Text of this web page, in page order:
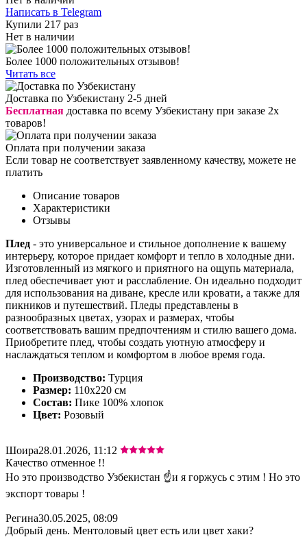
Написать в Telegram
Купили 217 раз
Нет в наличии
Более 1000 положительных отзывов!
Читать все
Доставка по Узбекистану 2-5 дней
Бесплатная доставка по всему Узбекистану при заказе 2х
товаров!
Оплата при получении заказа
Если товар не соответствует заявленному качеству, можете не
платить
Описание товаров
Характеристики
Отзывы
Плед - это универсальное и стильное дополнение к вашему
интерьеру, которое придает комфорт и тепло в холодные дни.
Изготовленный из мягкого и приятного на ощупь материала,
плед обеспечивает уют и расслабление. Он идеально подходит
для использования на диване, кресле или кровати, а также для
пикников и путешествий. Пледы представлены в
разнообразных цветах, узорах и размерах, чтобы
соответствовать вашим предпочтениям и стилю вашего дома.
Приобретите плед, чтобы создать уютную атмосферу и
наслаждаться теплом и комфортом в любое время года.
Производство: Турция
Размер: 110х220 см
Состав: Пике 100% хлопок
Цвет: Розовый
Шоира28.01.2026, 11:12
Качество отменное !!
Но это производство Узбекистан ☝️и я горжусь с этим ! Но это
экспорт товары !
Регина30.05.2025, 08:09
Добрый день. Ментоловый цвет есть или цвет хаки?